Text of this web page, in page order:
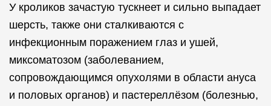
У кроликов зачастую тускнеет и сильно выпадает
шерсть, также они сталкиваются с
инфекционным поражением глаз и ушей,
миксоматозом (заболеванием,
сопровождающимся опухолями в области ануса
и половых органов) и пастереллёзом (болезнью,